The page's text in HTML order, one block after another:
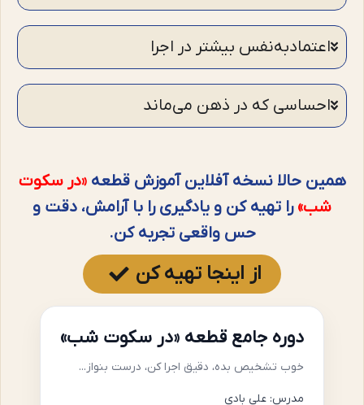
اعتمادبه‌نفس بیشتر در اجرا
احساسی که در ذهن می‌ماند
همین حالا نسخه آفلاین آموزش قطعه«در سکوت
شب»را تهیه کن و یادگیری را با آرامش، دقت و
حس واقعی تجربه کن.
از اینجا تهیه کن
دوره جامع قطعه «در سکوت شب»
خوب تشخیص بده، دقیق اجرا کن، درست بنواز...
مدرس: علی بادی